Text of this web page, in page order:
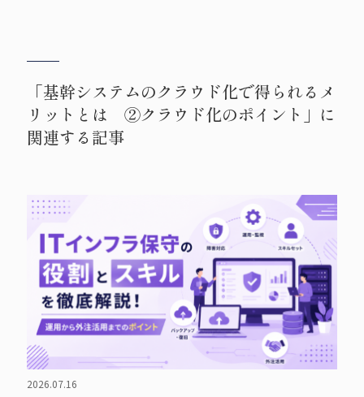
「基幹システムのクラウド化で得られるメ
リットとは ②クラウド化のポイント」に
関連する記事
2026.07.16